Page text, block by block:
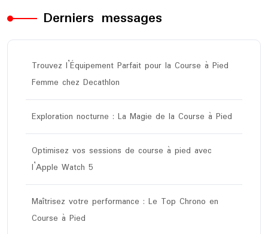
Derniers messages
Trouvez l’Équipement Parfait pour la Course à Pied
Femme chez Decathlon
Exploration nocturne : La Magie de la Course à Pied
Optimisez vos sessions de course à pied avec
l’Apple Watch 5
Maîtrisez votre performance : Le Top Chrono en
Course à Pied